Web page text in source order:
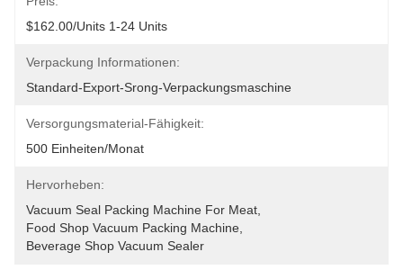
$162.00/units 1-24 Units
Verpackung Informationen:
Standard-Export-Srong-Verpackungsmaschine
Versorgungsmaterial-Fähigkeit:
500 Einheiten/Monat
Hervorheben:
Vacuum Seal Packing Machine For Meat
Food Shop Vacuum Packing Machine
Beverage Shop Vacuum Sealer